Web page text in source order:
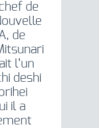
de
de
l’un
deshi
il a